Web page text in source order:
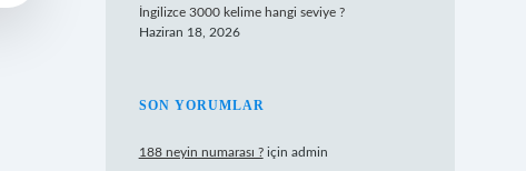
İngilizce 3000 kelime hangi seviye ?
Haziran 18, 2026
SON YORUMLAR
188 neyin numarası ?için admin